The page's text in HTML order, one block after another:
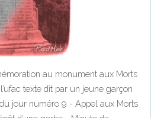
au monument aux Morts
texte dit par un jeune garçon
jour numéro 9 - Appel aux Morts